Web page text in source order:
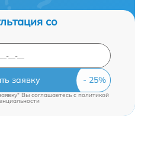
со
заявку
Вы соглашаетесь c политикой